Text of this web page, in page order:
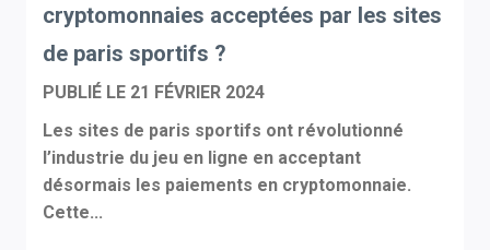
cryptomonnaies acceptées par les sites
de paris sportifs ?
PUBLIÉ LE 21 FÉVRIER 2024
Les sites de paris sportifs ont révolutionné
l’industrie du jeu en ligne en acceptant
désormais les paiements en cryptomonnaie.
Cette...